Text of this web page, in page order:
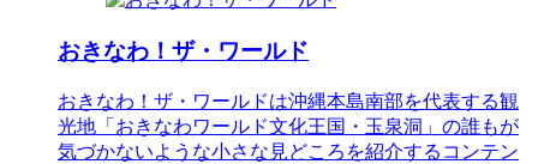
おきなわ！ザ・ワールド
おきなわ！ザ・ワールドは沖縄本島南部を代表する観
光地「おきなわワールド文化王国・玉泉洞」の誰もが
気づかないような小さな見どころを紹介するコンテン